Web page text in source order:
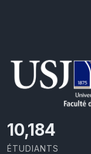
10,801
ÉTUDIANTS